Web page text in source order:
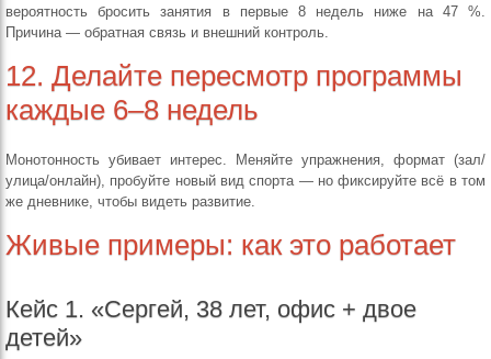
вероятность бросить занятия в первые 8 недель ниже на 47 %.
Причина — обратная связь и внешний контроль.
12. Делайте пересмотр программы
каждые 6–8 недель
Монотонность убивает интерес. Меняйте упражнения, формат (зал/
улица/онлайн), пробуйте новый вид спорта — но фиксируйте всё в том
же дневнике, чтобы видеть развитие.
Живые примеры: как это работает
Кейс 1. «Сергей, 38 лет, офис + двое
детей»